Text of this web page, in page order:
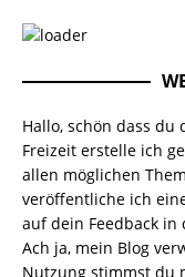
Hallo, schön dass du
Freizeit erstelle ich
allen möglichen
veröffentliche ich
auf dein Feedback in
Ach ja, mein Blog
Nutzung stimmst du